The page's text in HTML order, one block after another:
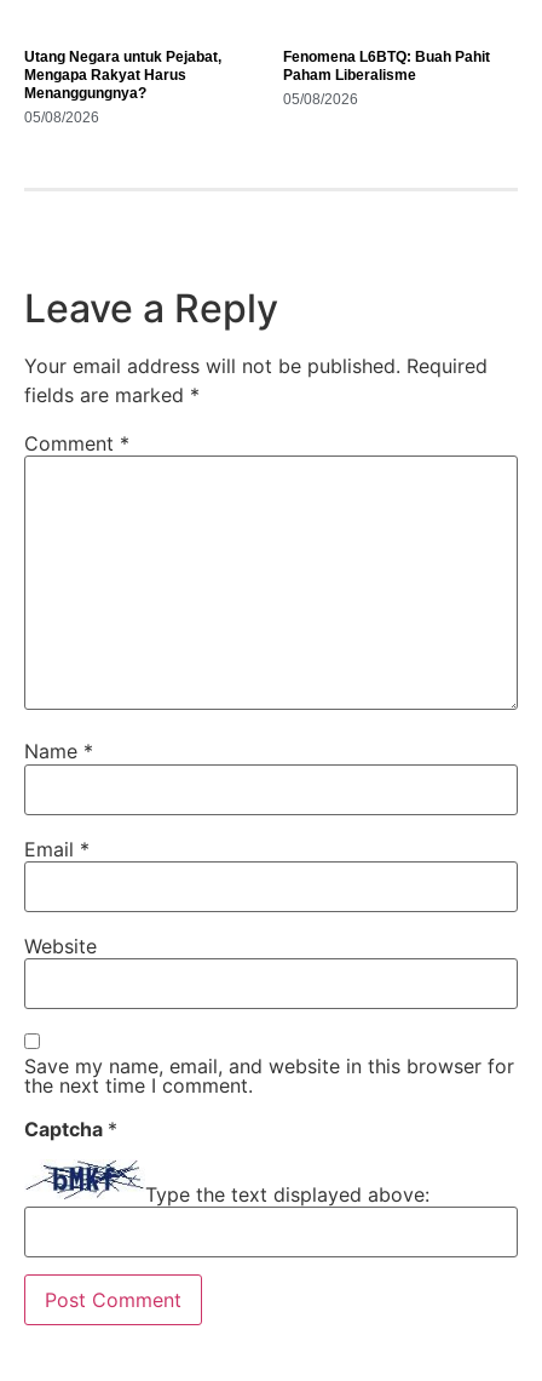
Utang Negara untuk Pejabat,
Mengapa Rakyat Harus
Menanggungnya?
05/08/2026
Fenomena L6BTQ: Buah Pahit
Paham Liberalisme
05/08/2026
Leave a Reply
Your email address will not be published. Required
fields are marked *
Comment *
Name *
Email *
Website
Save my name, email, and website in this browser for
the next time I comment.
Captcha *
Type the text displayed above: